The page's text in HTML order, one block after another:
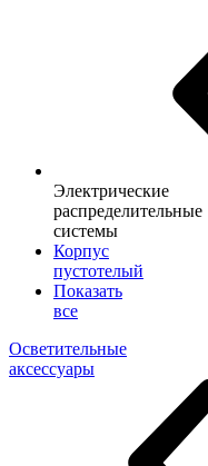
Электрические
распределительные
системы
Корпус
пустотелый
Показать
все
Осветительные
аксессуары